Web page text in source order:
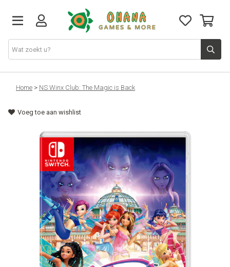
TCG
Merch
PlayStation
Nintendo
Home > NS Winx Club: The Magic is Back
Voeg toe aan wishlist